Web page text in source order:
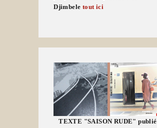
Djimbele tout ici
TEXTE "SAISON RUDE" publié